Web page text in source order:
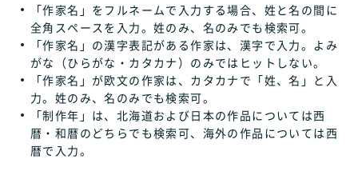
「作家名」をフルネームで入力する場合、姓と名の間に
全角スペースを入力。姓のみ、名のみでも検索可。
「作家名」の漢字表記がある作家は、漢字で入力。よみ
がな（ひらがな・カタカナ）のみではヒットしない。
「作家名」が欧文の作家は、カタカナで「姓、名」と入
力。姓のみ、名のみでも検索可。
「制作年」は、北海道および日本の作品については西
暦・和暦のどちらでも検索可、海外の作品については西
暦で入力。